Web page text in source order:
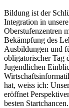
Bildung ist der
Integration in
Oberstufenzentren
Bekämpfung des
Ausbildungen und
obligatorischer Tag
Jugendlichen
hat, weiss ich:
eröffnet
besten Startchancen.